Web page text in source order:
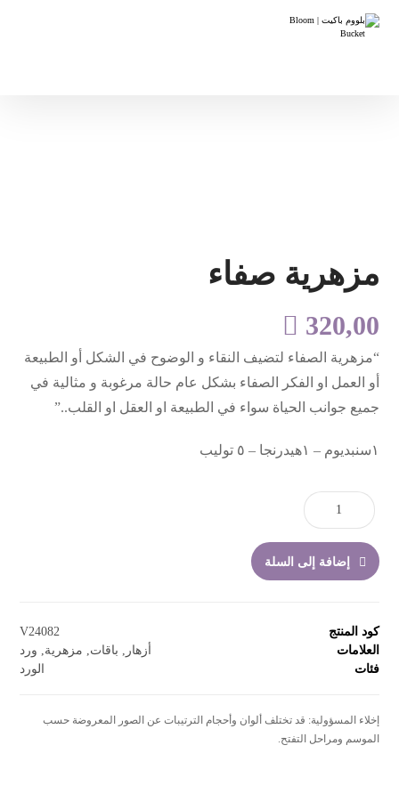
مزهرية صفاء
 320,00
“مزهرية الصفاء لتضيف النقاء و الوضوح في الشكل أو الطبيعة
أو العمل او الفكر الصفاء بشكل عام حالة مرغوبة و مثالية في
جميع جوانب الحياة سواء في الطبيعة او العقل او القلب..”
١سنبديوم – ١هيدرنجا – ٥ توليب
إضافة إلى السلة
كود المنتج
V24082
العلامات
أزهار باقات مزهرية
ورد
فئات
الورد
إخلاء المسؤولية: قد تختلف ألوان وأحجام الترتيبات عن الصور المعروضة حسب
الموسم ومراحل التفتح.